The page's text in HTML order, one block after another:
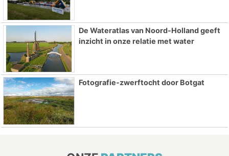
De Wateratlas van Noord-Holland geeft
inzicht in onze relatie met water
Fotografie-zwerftocht door Botgat